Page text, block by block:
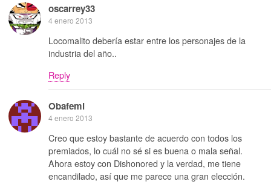
oscarrey33
4 enero 2013
Locomalito debería estar entre los personajes de la
industria del año..
Reply
Obafemi
4 enero 2013
Creo que estoy bastante de acuerdo con todos los
premiados, lo cuál no sé si es buena o mala señal.
Ahora estoy con Dishonored y la verdad, me tiene
encandilado, así que me parece una gran elección.